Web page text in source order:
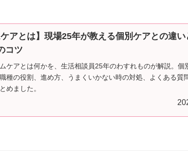
ケアとは】現場25年が教える個別ケアとの違
コツ
ケアとは何かを、生活相談員25年のわすれものが解説。個
種の役割、進め方、うまくいかない時の対処、よくある質
めました。